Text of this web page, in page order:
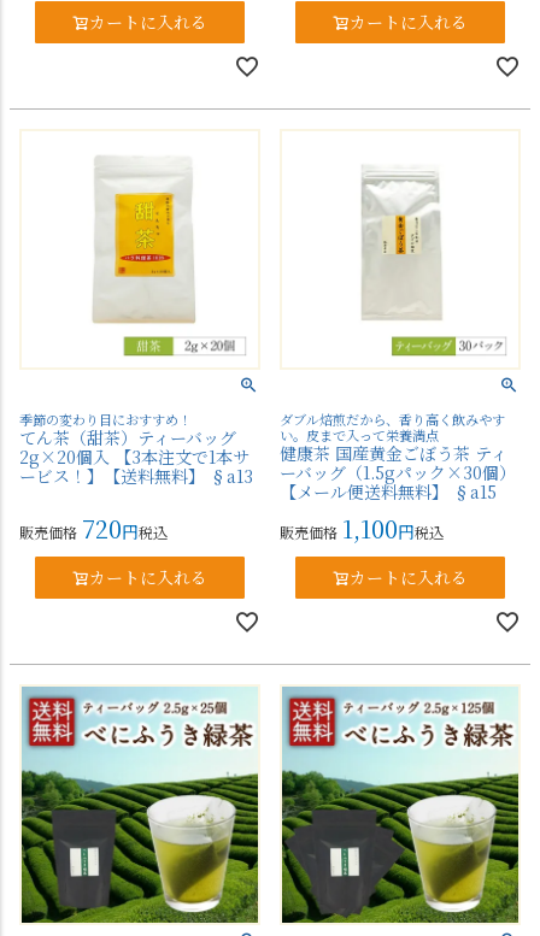
カートに入れる カートに入れる
季節の変わり目におすすめ！
てん茶（甜茶）ティーバッグ
2g×20個入 【3本注文で1本サ
ービス！】【送料無料】 §a13
販売価格 720 税込
カートに入れる
ダブル焙煎だから、香り高く飲みやす
い。皮まで入って栄養満点
健康茶 国産黄金ごぼう茶 ティ
ーバッグ（1.5gパック×30個）
【メール便送料無料】 §a15
販売価格 1,100 税込
カートに入れる